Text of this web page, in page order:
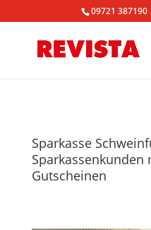
09721 387190
Sparkasse
Sparkassenkunden
Gutscheinen